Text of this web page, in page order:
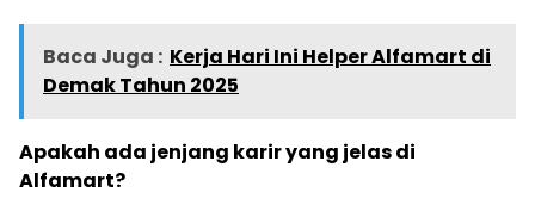
Baca Juga : Kerja Hari Ini Helper Alfamart di
Demak Tahun 2025
Apakah ada jenjang karir yang jelas di
Alfamart?